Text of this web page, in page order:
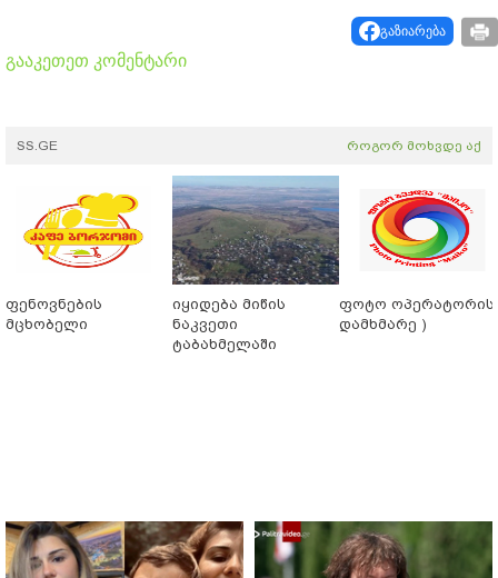
გაზიარება
გააკეთეთ კომენტარი
SS.GE როგორ მოხვდე აქ
ფენოვნების
მცხობელი
იყიდება მიწის
ნაკვეთი
ტაბახმელაში
ფოტო ოპერატორის
დამხმარე )